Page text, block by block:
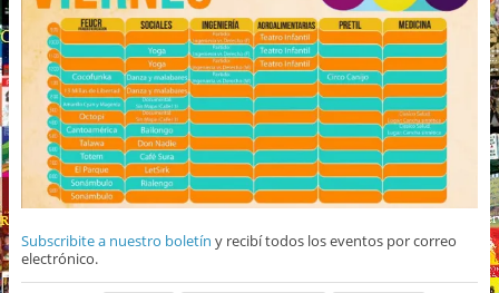
Subscribite a nuestro boletín y recibí todos los eventos por correo
electrónico.